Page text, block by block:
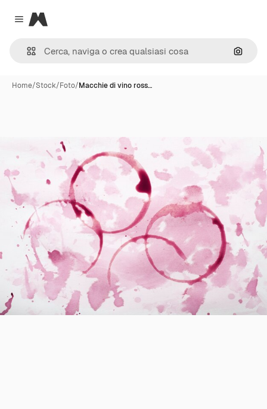
Close menu
Magnific
Cerca
Home/Stock/Foto/Macchie di vino ross…